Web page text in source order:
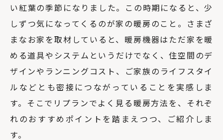
い紅葉の季節になりました。この時期になると、少
しずつ気になってくるのが家の暖房のこと。さまざ
まなお家を取材していると、暖房機器はただ家を暖
める道具やシステムというだけでなく、住空間のデ
ザインやランニングコスト、ご家族のライフスタイ
ルなどとも密接につながっていることを実感しま
す。そこでリプランでよく見る暖房方法を、それぞ
れのおすすめポイントを踏まえつつ、ご紹介しま
す。